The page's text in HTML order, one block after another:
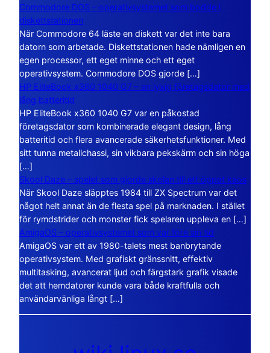
Commodore DOS – operativsystemet som bodde i
diskettstationen
När Commodore 64 läste en diskett var det inte bara
datorn som arbetade. Diskettstationen hade nämligen en
egen processor, ett eget minne och ett eget
operativsystem. Commodore DOS gjorde […]
HP EliteBook x360 1040 G7 – en lyxig företagsdator med
lång batteritid
HP EliteBook x360 1040 G7 var en påkostad
företagsdator som kombinerade elegant design, lång
batteritid och flera avancerade säkerhetsfunktioner. Med
sitt tunna metallchassi, sin vikbara pekskärm och sin höga
[…]
Skool Daze – spelet som gjorde skolan till ett öppet kaos
När Skool Daze släpptes 1984 till ZX Spectrum var det
något helt annat än de flesta spel på marknaden. I stället
för rymdstrider och monster fick spelaren uppleva en […]
AmigaOS – operativsystemet som var före sin tid
AmigaOS var ett av 1980-talets mest banbrytande
operativsystem. Med grafiskt gränssnitt, effektiv
multitasking, avancerat ljud och färgstark grafik visade
det att hemdatorer kunde vara både kraftfulla och
användarvänliga långt […]